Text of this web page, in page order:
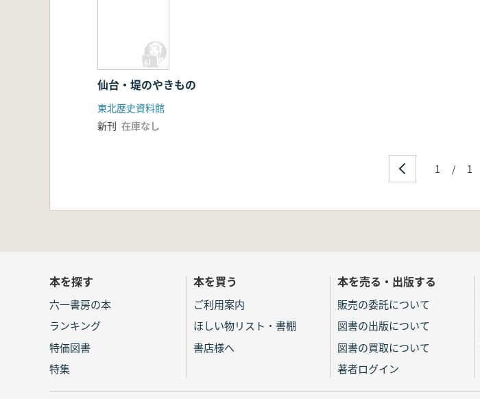
仙台・堤のやきもの
東北歴史資料館
新刊 在庫なし
1 / 1
本を探す
六一書房の本
ランキング
特価図書
特集
本を買う
ご利用案内
ほしい物リスト・書棚
書店様へ
本を売る・出版する
販売の委託について
図書の出版について
図書の買取について
著者ログイン